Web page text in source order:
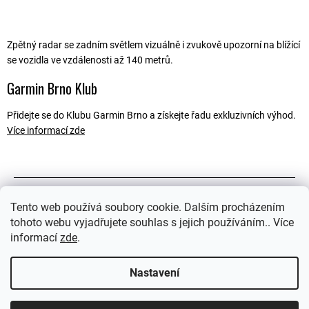
Tento web používá soubory cookie. Dalším procházením
tohoto webu vyjadřujete souhlas s jejich používáním.. Více
informací zde.
Nastavení
Zpětný radar se zadním světlem vizuálně i zvukově upozorní na blížící
se vozidla ve vzdálenosti až 140 metrů.
Garmin Brno Klub
Přidejte se do Klubu Garmin Brno a získejte řadu exkluzivních výhod.
Více informací zde
Související soubory (2)